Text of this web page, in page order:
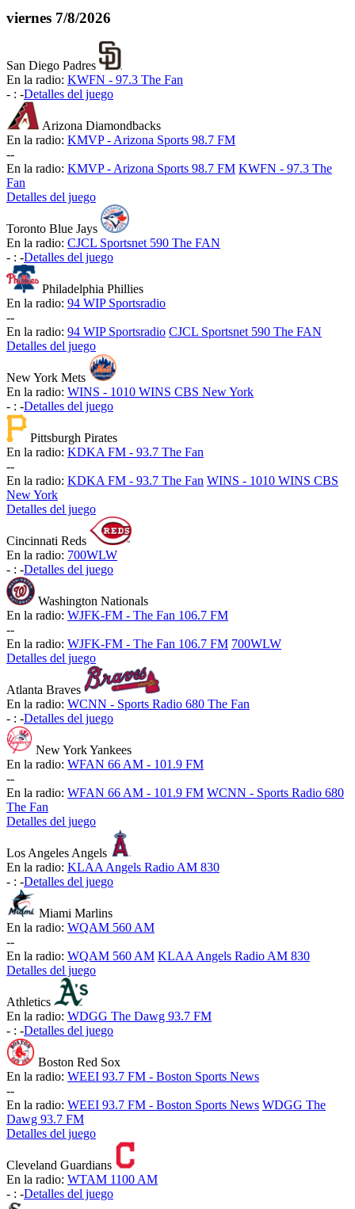
viernes 7/8/2026
San Diego Padres
En la radio: KWFN - 97.3 The Fan
- : -Detalles del juego
Arizona Diamondbacks
En la radio: KMVP - Arizona Sports 98.7 FM
--
En la radio: KMVP - Arizona Sports 98.7 FM KWFN - 97.3 The
Fan
Detalles del juego
Toronto Blue Jays
En la radio: CJCL Sportsnet 590 The FAN
- : -Detalles del juego
Philadelphia Phillies
En la radio: 94 WIP Sportsradio
--
En la radio: 94 WIP Sportsradio CJCL Sportsnet 590 The FAN
Detalles del juego
New York Mets
En la radio: WINS - 1010 WINS CBS New York
- : -Detalles del juego
Pittsburgh Pirates
En la radio: KDKA FM - 93.7 The Fan
--
En la radio: KDKA FM - 93.7 The Fan WINS - 1010 WINS CBS
New York
Detalles del juego
Cincinnati Reds
En la radio: 700WLW
- : -Detalles del juego
Washington Nationals
En la radio: WJFK-FM - The Fan 106.7 FM
--
En la radio: WJFK-FM - The Fan 106.7 FM 700WLW
Detalles del juego
Atlanta Braves
En la radio: WCNN - Sports Radio 680 The Fan
- : -Detalles del juego
New York Yankees
En la radio: WFAN 66 AM - 101.9 FM
--
En la radio: WFAN 66 AM - 101.9 FM WCNN - Sports Radio 680
The Fan
Detalles del juego
Los Angeles Angels
En la radio: KLAA Angels Radio AM 830
- : -Detalles del juego
Miami Marlins
En la radio: WQAM 560 AM
--
En la radio: WQAM 560 AM KLAA Angels Radio AM 830
Detalles del juego
Athletics
En la radio: WDGG The Dawg 93.7 FM
- : -Detalles del juego
Boston Red Sox
En la radio: WEEI 93.7 FM - Boston Sports News
--
En la radio: WEEI 93.7 FM - Boston Sports News WDGG The
Dawg 93.7 FM
Detalles del juego
Cleveland Guardians
En la radio: WTAM 1100 AM
- : -Detalles del juego